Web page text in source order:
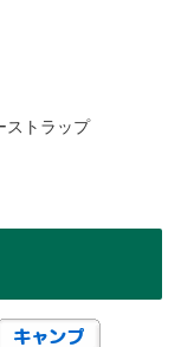
ストラップ